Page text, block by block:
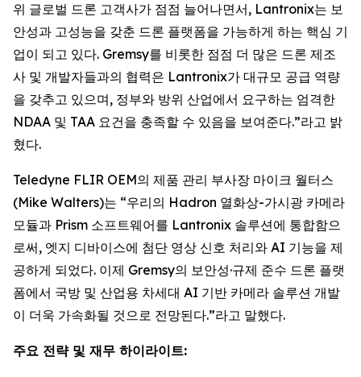
위 글로벌 드론 고객사가 점점 늘어나면서, Lantronix는 보
안성과 고성능을 갖춘 드론 플랫폼을 가능하게 하는 핵심 기
업이 되고 있다. Gremsy를 비롯한 점점 더 많은 드론 제조
사 및 개발자들과의 협력은 Lantronix가 대규모 공급 역량
을 갖추고 있으며, 정부와 방위 산업에서 요구하는 엄격한
NDAA 및 TAA 요건을 충족할 수 있음을 보여준다.”라고 밝
혔다.
Teledyne FLIR OEM의 제품 관리 부사장 마이크 월터스
(Mike Walters)는 “우리의 Hadron 열화상-가시광 카메라
모듈과 Prism 소프트웨어를 Lantronix 솔루션에 통합함으
로써, 엣지 디바이스에 첨단 영상 신호 처리와 AI 기능을 제
공하게 되었다. 이제 Gremsy의 보안성·규제 준수 드론 플랫
폼에서 국방 및 산업용 차세대 AI 기반 카메라 솔루션 개발
이 더욱 가속화될 것으로 전망된다.”라고 말했다.
주요 전략 및 재무 하이라이트: